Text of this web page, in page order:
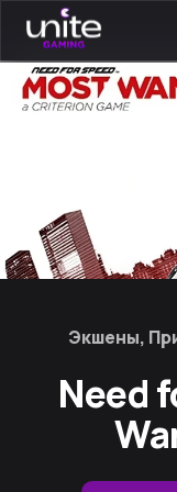
Экшены,
Need